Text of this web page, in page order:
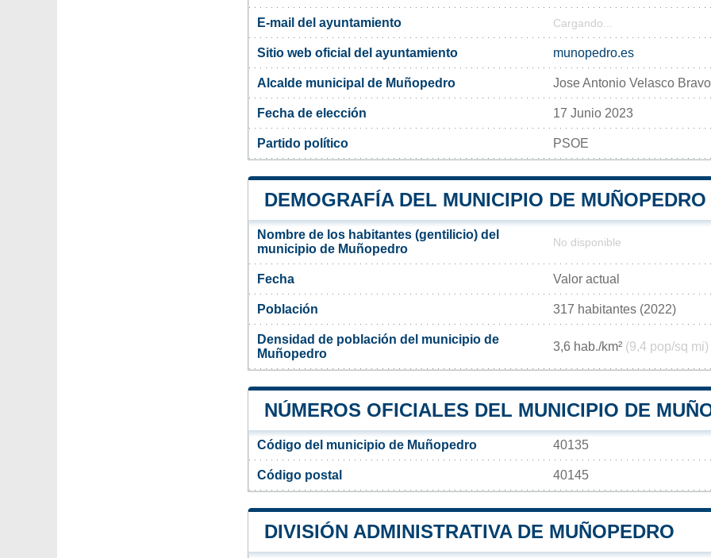
E-mail del ayuntamiento Cargando...
Sitio web oficial del ayuntamiento munopedro.es
Alcalde municipal de Muñopedro Jose Antonio Velasco Bravo
Fecha de elección 17 Junio 2023
Partido político PSOE
DEMOGRAFÍA DEL MUNICIPIO DE MUÑOPEDRO
Nombre de los habitantes (gentilicio) del
municipio de Muñopedro
No disponible
Fecha Valor actual
Población 317 habitantes (2022)
Densidad de población del municipio de
Muñopedro
3,6 hab./km² (9,4 pop/sq mi)
NÚMEROS OFICIALES DEL MUNICIPIO DE
Código del municipio de Muñopedro 40135
Código postal 40145
DIVISIÓN ADMINISTRATIVA DE MUÑOPEDRO